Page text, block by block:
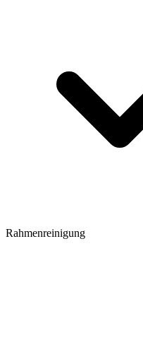
Rahmenreinigung